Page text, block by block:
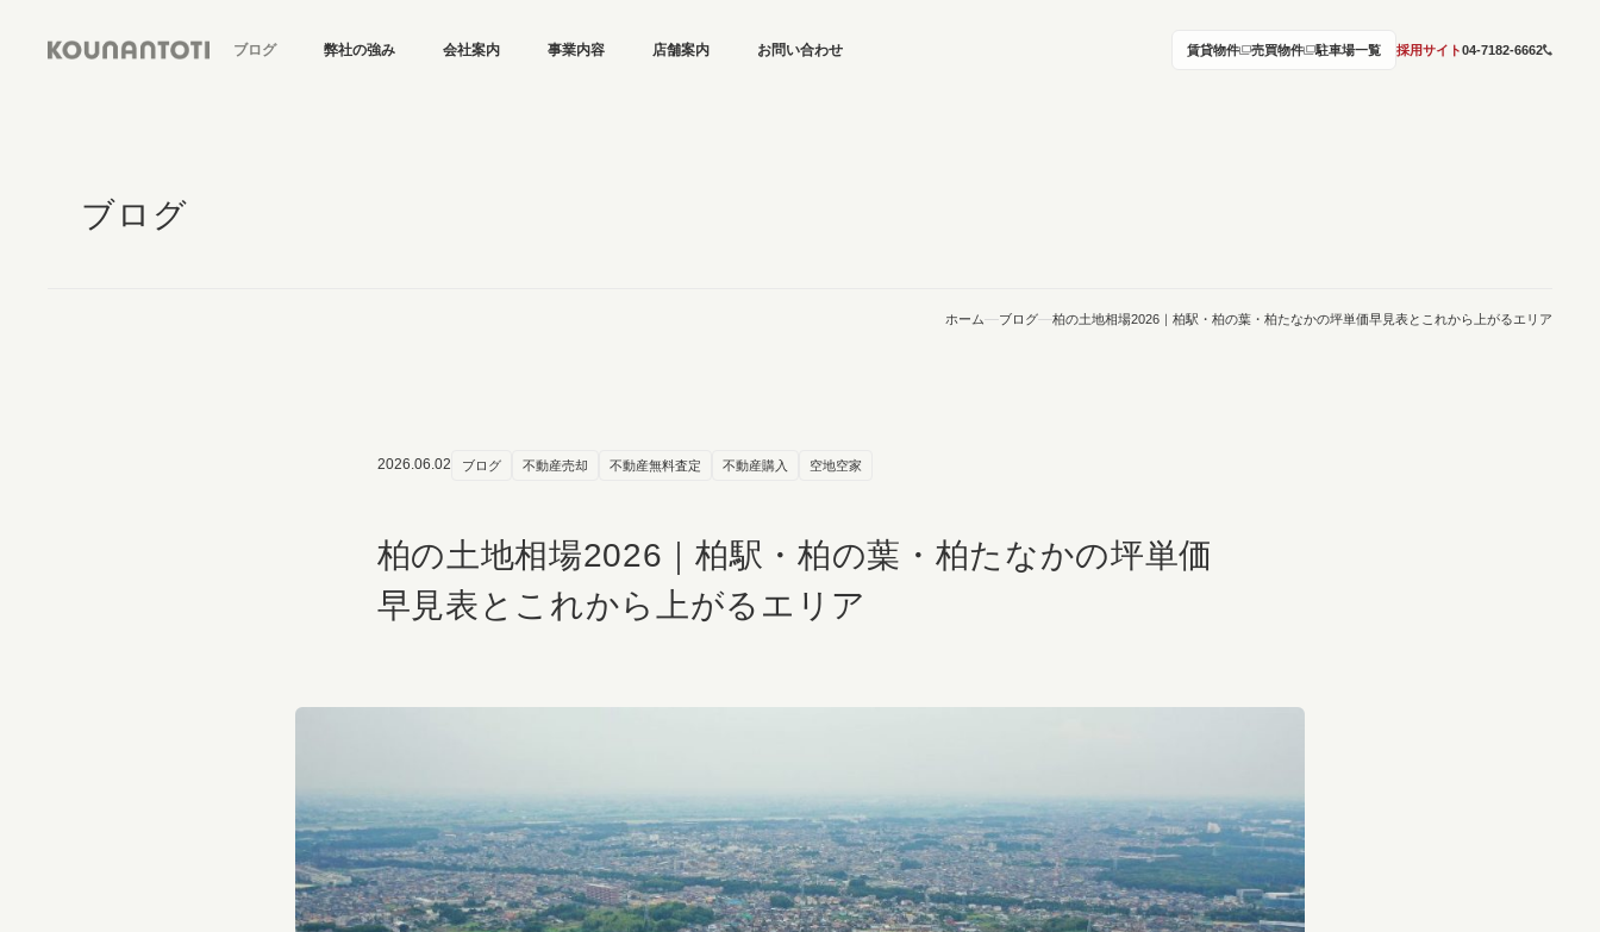
ブログ 弊社の強み 会社案内 事業内容 店舗案内 お問い合わせ 賃貸物件 売買物件 駐車場一覧 採用サイト04-7182-6662
ブログ
ホーム ブログ 柏の土地相場2026｜柏駅・柏の葉・柏たなかの坪単価早見表とこれから上がるエリア
2026.06.02 ブログ 不動産売却 不動産無料査定 不動産購入 空地空家
柏の土地相場2026｜柏駅・柏の葉・柏たなかの坪単価
早見表とこれから上がるエリア